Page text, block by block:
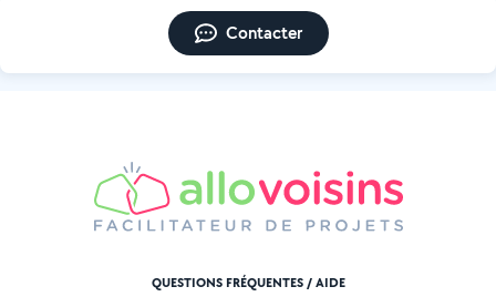
Contacter
QUESTIONS FRÉQUENTES / AIDE